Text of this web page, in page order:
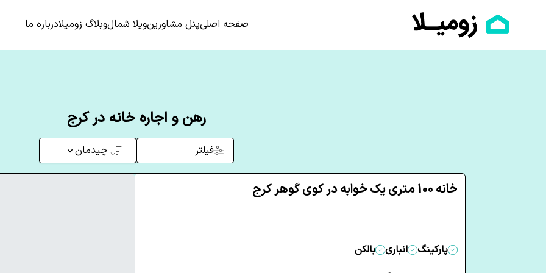
صفحه اصلیپنل مشاورینویلا شمالوبلاگ زومیلادرباره ما
رهن و اجاره خانه در کرج
فیلتر چیدمان
خانه 100 متری یک خوابه در کوی گوهر کرج
پارکینگ انباری
بالکن